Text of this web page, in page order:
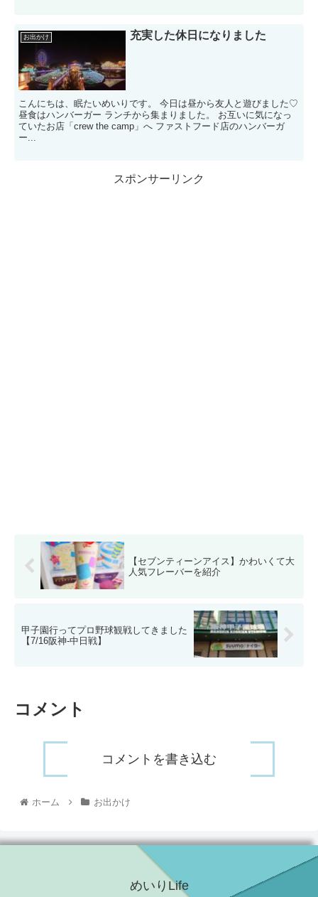
お出かけ 充実した休日になりました
こんにちは、眠たいめいりです。 今日は昼から友人と遊びました♡
昼食はハンバーガー ランチから集まりました。 お互いに気になっ
ていたお店「crew the camp」へ ファストフード店のハンバーガ
ー...
スポンサーリンク
【セブンティーンアイス】かわいくて大
人気フレーバーを紹介
甲子園行ってプロ野球観戦してきました
【7/16阪神-中日戦】
コメント
コメントを書き込む
ホーム お出かけ
めいりLife